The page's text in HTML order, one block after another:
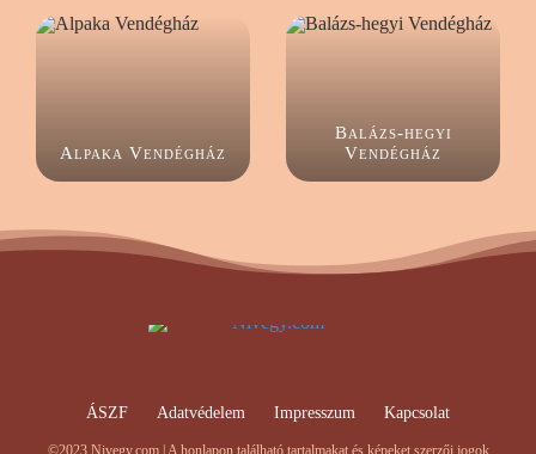
Alpaka Vendégház
Balázs-hegyi
Vendégház
ÁSZF Adatvédelem Impresszum Kapcsolat
©2023 Nivegy.com | A honlapon található tartalmakat és képeket szerzői jogok